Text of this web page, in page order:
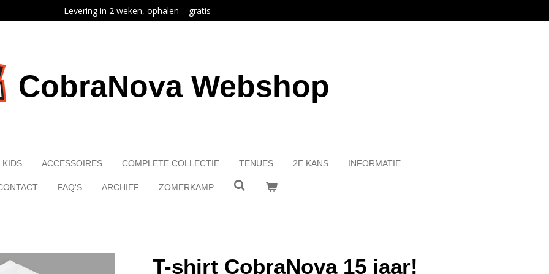
Levering in 2 weken, ophalen = gratis
CobraNova Webshop
KIDS ACCESSOIRES COMPLETE COLLECTIE TENUES 2E KANS INFORMATIE
FAQ'S ARCHIEF ZOMERKAMP
T-shirt CobraNova 15 jaar!